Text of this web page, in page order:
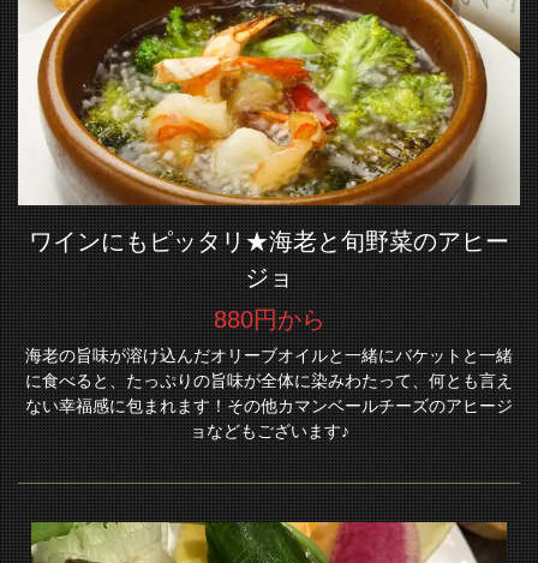
ワインにもピッタリ★海老と旬野菜のアヒー
ジョ
880円から
海老の旨味が溶け込んだオリーブオイルと一緒にバケットと一緒
に食べると、たっぷりの旨味が全体に染みわたって、何とも言え
ない幸福感に包まれます！その他カマンベールチーズのアヒージ
ョなどもございます♪